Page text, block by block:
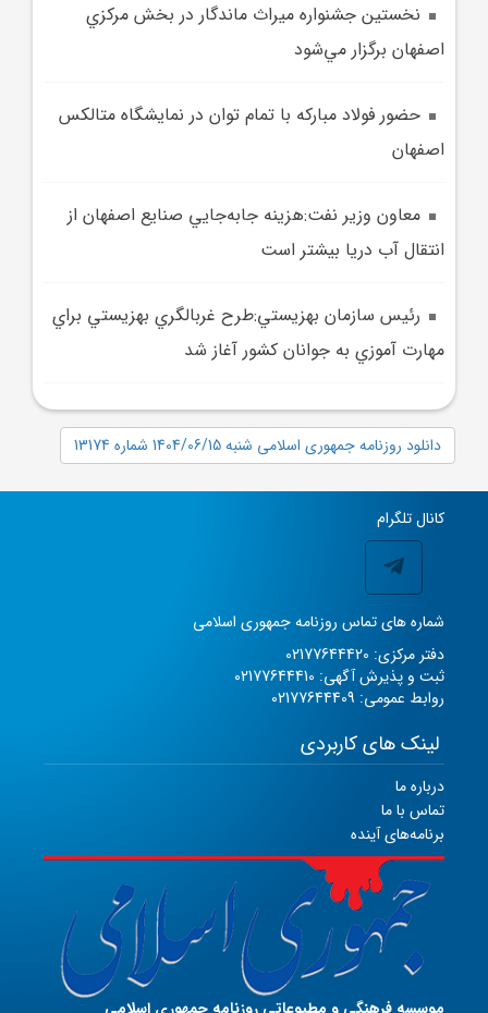
نخستين جشنواره ميراث ماندگار در بخش مرکزي
اصفهان برگزار مي‌شود
حضور فولاد مبارکه با تمام توان در نمايشگاه متالکس
اصفهان
معاون وزير نفت:هزينه جابه‌جايي صنايع اصفهان از
انتقال آب دريا بيشتر است
رئيس سازمان بهزيستي:طرح غربالگري بهزيستي براي
مهارت آموزي به جوانان کشور آغاز شد
دانلود روزنامه جمهوری اسلامی شنبه 1404/06/15 شماره 13174
کانال تلگرام
شماره های تماس روزنامه جمهوری اسلامی
دفتر مرکزی: 02177644420
ثبت و پذیرش آگهی: 02177644410
روابط عمومی: 02177644409
لینک های کاربردی
درباره ما
تماس با ما
برنامه‌های آینده